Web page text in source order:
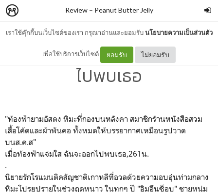
เราใช้คุ๊กกี้บนเว็บไซต์ของเรา กรุณาอ่านและยอมรับนโยบายความเป็นส่วนตัว
เพื่อใช้บริการเว็บไซต์ ยอมรับ ไม่ยอมรับ
Review– Peanut Butter Jelly
เมื่อท้องฟ้าแจ่มใส ฉันจะออก
ไปพบเธอ
"ท้องฟ้ายามอัสดง หิมะที่กองบนหลังคา สมาชิกร้านหนังสือสวม
เสื้อโค้ตและผ้าพันคอ ทั้งหมดให้บรรยากาศเหมือนรูปวาด
บนส.ค.ส"
เมื่อท้องฟ้าแจ่มใส ฉันจะออกไปพบเธอ,261น.
.
นิยายรักโรแมนติคสัญชาติเกาหลีที่อวลด้วยความอบอุ่นท่ามกลาง
หิมะโปรยปรายในช่วงฤดูหนาว ในทุกๆ ปี "อิมอึนซ็อบ" ชายหนุ่ม